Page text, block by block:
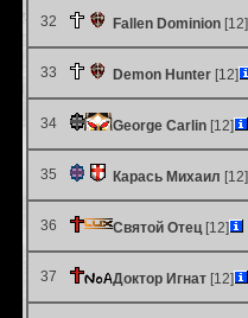
32 Fallen Dominion [12]
33 Demon Hunter [12]
34 George Carlin [12]
35 Карась Михаил [12]
36 Святой Отец[12]
37 Доктор Игнат [12]